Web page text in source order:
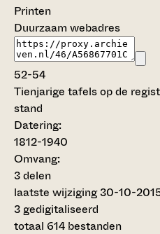
Printen
Duurzaam webadres
52-54
Tienjarige tafels op de
stand
Datering:
1812-1940
Omvang:
3 delen
laatste wijziging 30-10-
3 gedigitaliseerd
totaal 614 bestanden